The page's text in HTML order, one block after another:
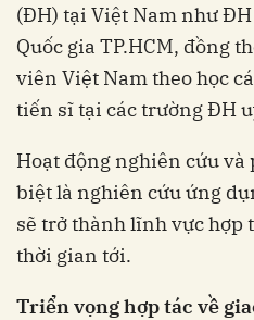
(ĐH) tại Việt Nam như
Quốc gia TP.HCM, đồng
viên Việt Nam theo học
tiến sĩ tại các trường ĐH
Hoạt động nghiên cứu và
biệt là nghiên cứu ứng
sẽ trở thành lĩnh vực hợp
thời gian tới.
Triển vọng hợp tác về